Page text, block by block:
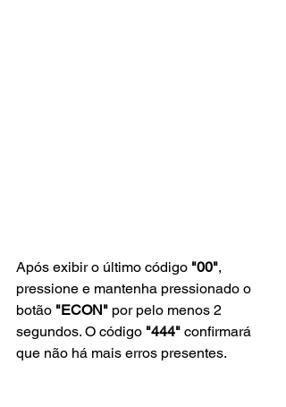
Após exibir o último código "00",
pressione e mantenha pressionado o
botão "ECON" por pelo menos 2
segundos. O código "444" confirmará
que não há mais erros presentes.